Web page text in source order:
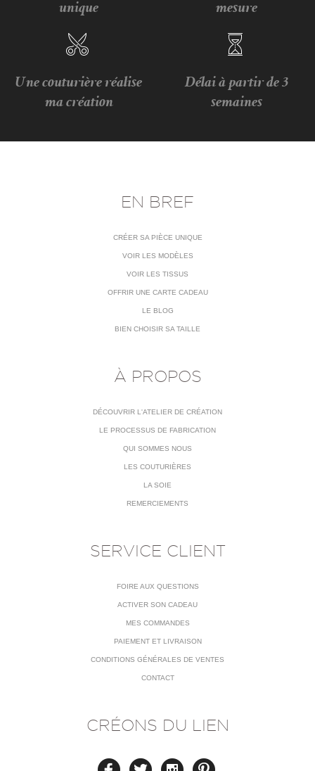
unique
mesure
Une couturière réalise
ma création
Délai à partir de 3
semaines
EN BREF
CRÉER SA PIÈCE UNIQUE
VOIR LES MODÈLES
VOIR LES TISSUS
OFFRIR UNE CARTE CADEAU
LE BLOG
BIEN CHOISIR SA TAILLE
À PROPOS
DÉCOUVRIR L'ATELIER DE CRÉATION
LE PROCESSUS DE FABRICATION
QUI SOMMES NOUS
LES COUTURIÈRES
LA SOIE
REMERCIEMENTS
SERVICE CLIENT
FOIRE AUX QUESTIONS
ACTIVER SON CADEAU
MES COMMANDES
PAIEMENT ET LIVRAISON
CONDITIONS GÉNÉRALES DE VENTES
CONTACT
CRÉONS DU LIEN